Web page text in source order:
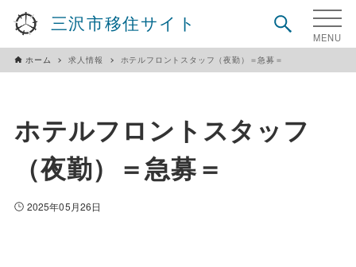
三沢市移住サイト
ホーム 求人情報 ホテルフロントスタッフ（夜勤）＝急募＝
ホテルフロントスタッフ
（夜勤）＝急募＝
2025年05月26日